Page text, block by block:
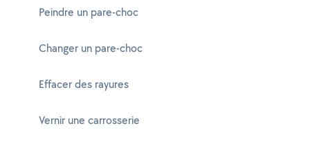
Peindre un pare-choc
Changer un pare-choc
Effacer des rayures
Vernir une carrosserie